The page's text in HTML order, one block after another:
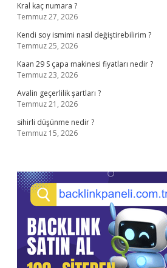
Kral kaç numara ?
Temmuz 27, 2026
Kendi soy ismimi nasıl değiştirebilirim ?
Temmuz 25, 2026
Kaan 29 S çapa makinesi fiyatları nedir ?
Temmuz 23, 2026
Avalin geçerlilik şartları ?
Temmuz 21, 2026
sihirli düşünme nedir ?
Temmuz 15, 2026